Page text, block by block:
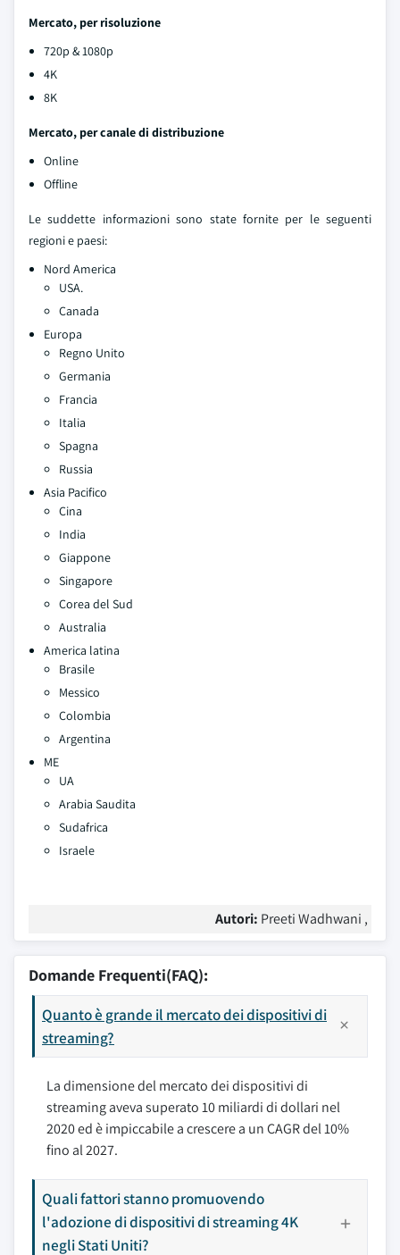
Mercato, per risoluzione
720p & 1080p
4K
8K
Mercato, per canale di distribuzione
Online
Offline
Le suddette informazioni sono state fornite per le seguenti
regioni e paesi:
Nord America
USA.
Canada
Europa
Regno Unito
Germania
Francia
Italia
Spagna
Russia
Asia Pacifico
Cina
India
Giappone
Singapore
Corea del Sud
Australia
America latina
Brasile
Messico
Colombia
Argentina
ME
UA
Arabia Saudita
Sudafrica
Israele
Autori: Preeti Wadhwani ,
Domande Frequenti(FAQ):
Quanto è grande il mercato dei dispositivi di
streaming?
La dimensione del mercato dei dispositivi di
streaming aveva superato 10 miliardi di dollari nel
2020 ed è impiccabile a crescere a un CAGR del 10%
fino al 2027.
Quali fattori stanno promuovendo
l'adozione di dispositivi di streaming 4K
negli Stati Uniti?